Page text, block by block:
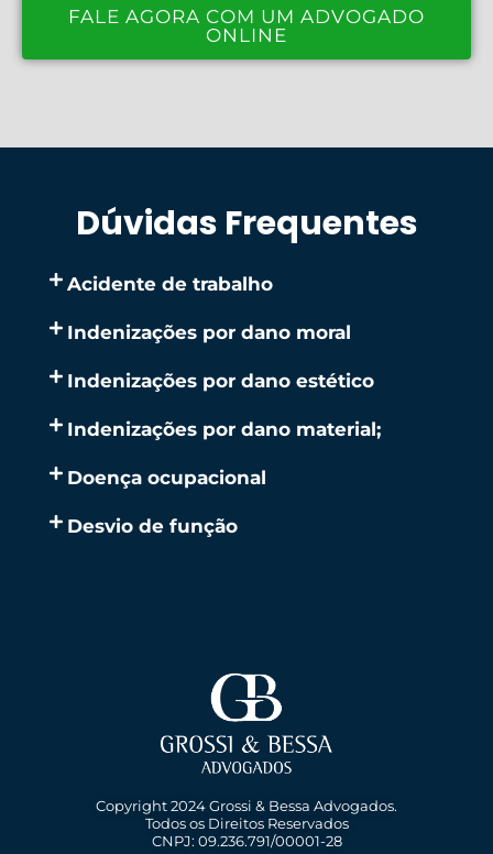
FALE AGORA COM UM ADVOGADO
ONLINE
Dúvidas Frequentes
Acidente de trabalho
Indenizações por dano moral
Indenizações por dano estético
Indenizações por dano material;
Doença ocupacional
Desvio de função
Copyright 2024 Grossi & Bessa Advogados.
Todos os Direitos Reservados
CNPJ: 09.236.791/00001-28